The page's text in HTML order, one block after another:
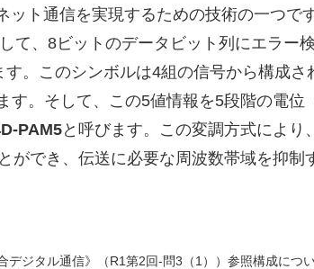
ト通信を実現するための技術の一つで
て、8ビットのデータビット列にエラー
。このシンボルは4組の信号から構成さ
す。そして、この5値情報を5段階の電位
PAM5と呼びます。この変調方式により
ができ、伝送に必要な周波数帯域を抑制
デジタル通信》（R1第2回-問3（1））参照構成につ